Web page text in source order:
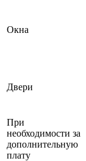
Окна
Двери
При
необходимости за
дополнительную
плату